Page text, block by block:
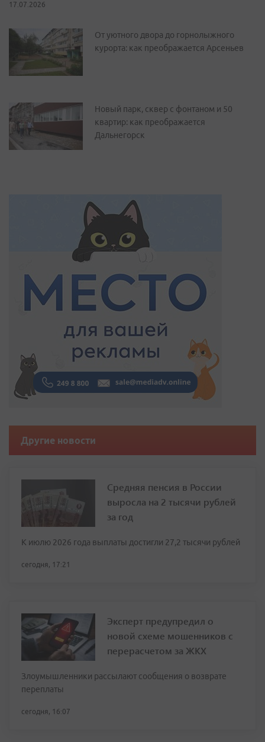
17.07.2026
От уютного двора до горнолыжного
курорта: как преображается Арсеньев
Новый парк, сквер с фонтаном и 50
квартир: как преображается
Дальнегорск
Другие новости
Средняя пенсия в России
выросла на 2 тысячи рублей
за год
К июлю 2026 года выплаты достигли 27,2 тысячи рублей
сегодня, 17:21
Эксперт предупредил о
новой схеме мошенников с
перерасчетом за ЖКХ
Злоумышленники рассылают сообщения о возврате
переплаты
сегодня, 16:07